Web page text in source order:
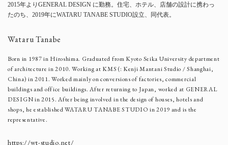
2015年よりGENERAL DESIGN に勤務。住宅、ホテル、店舗の設計に携わっ
たのち、2019年にWATARU TANABE STUDIO設立、同代表。
Wataru Tanabe
Born in 1987 in Hiroshima. Graduated from Kyoto Seika University department
of architecture in 2010. Working at KMS (: Kenji Mantani Studio / Shanghai,
China) in 2011. Worked mainly on conversions of factories, commercial
buildings and office buildings. After returning to Japan, worked at GENERAL
DESIGN in 2015. After being involved in the design of houses, hotels and
shops, he established WATARU TANABE STUDIO in 2019 and is the
representative.
https://wt-studio.net/